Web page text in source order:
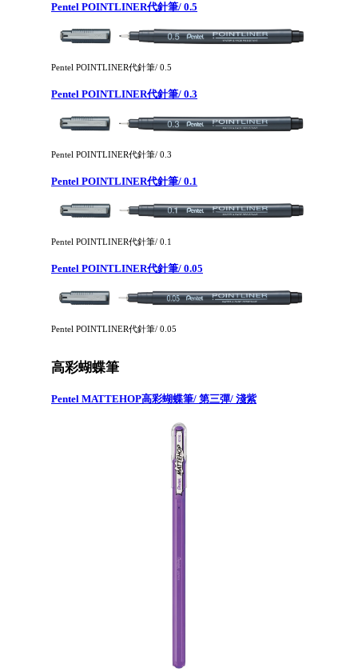
Pentel POINTLINER代針筆/ 0.5
Pentel POINTLINER代針筆/ 0.5
Pentel POINTLINER代針筆/ 0.3
Pentel POINTLINER代針筆/ 0.3
Pentel POINTLINER代針筆/ 0.1
Pentel POINTLINER代針筆/ 0.1
Pentel POINTLINER代針筆/ 0.05
Pentel POINTLINER代針筆/ 0.05
高彩蝴蝶筆
Pentel MATTEHOP高彩蝴蝶筆/ 第三彈/ 淺紫